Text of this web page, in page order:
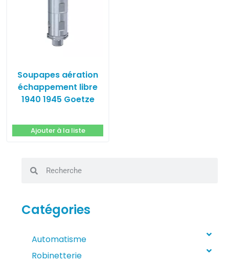
Soupapes aération
échappement libre
1940 1945 Goetze
Ajouter à la liste
Catégories
Automatisme
Robinetterie